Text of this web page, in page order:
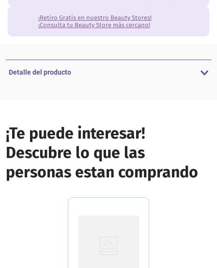
¡Retiro Gratis en nuestro Beauty Stores!
¡Consulta tu Beauty Store más cercano!
Detalle del producto
¡Te puede interesar!
Descubre lo que las
personas estan comprando